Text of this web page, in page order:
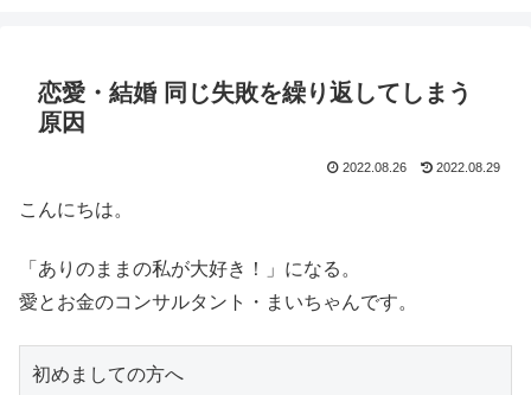
恋愛・結婚 同じ失敗を繰り返してしまう
原因
2022.08.26 2022.08.29
こんにちは。
「ありのままの私が大好き！」になる。
愛とお金のコンサルタント・まいちゃんです。
初めましての方へ